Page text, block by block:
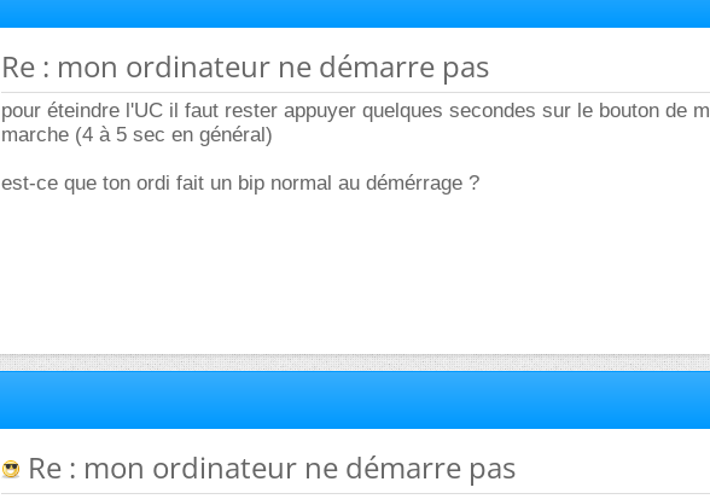
Re : mon ordinateur ne démarre pas
pour éteindre l'UC il faut rester appuyer quelques secondes sur le bouton de
marche (4 à 5 sec en général)
est-ce que ton ordi fait un bip normal au démérrage ?
Re : mon ordinateur ne démarre pas